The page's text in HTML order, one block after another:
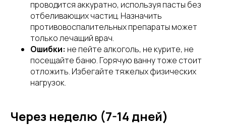
проводится аккуратно, используя пасты без
отбеливающих частиц. Назначить
противовоспалительных препараты может
только лечащий врач.
Ошибки: не пейте алкоголь, не курите, не
посещайте баню. Горячую ванну тоже стоит
отложить. Избегайте тяжелых физических
нагрузок.
Через неделю (7-14 дней)